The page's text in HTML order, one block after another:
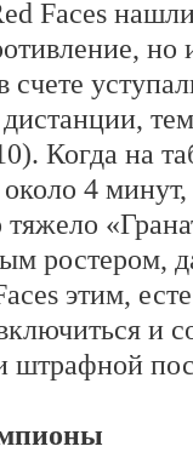
Faces
но
счете
дистанции,
Когда на
4
тяжело
ростером,
этим,
и
штрафной